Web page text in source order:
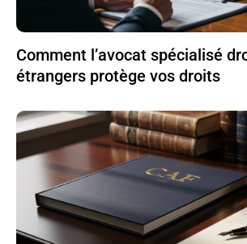
Comment l’avocat spécialisé
étrangers protège vos droits